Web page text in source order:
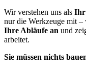
Wir verstehen uns als Ihr
nur die Werkzeuge mit
Ihre Abläufe an und
arbeitet.
Sie müssen nichts